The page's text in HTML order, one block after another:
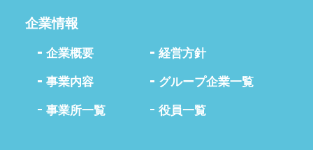
企業情報
企業概要
経営方針
事業内容
グループ企業一覧
事業所一覧
役員一覧